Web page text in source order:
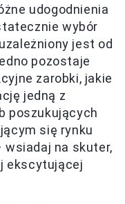
udogodnienia
wybór
jest od
pozostaje
zarobki, jakie
jedną z
poszukujących
się rynku
wsiadaj na skuter,
ekscytującej